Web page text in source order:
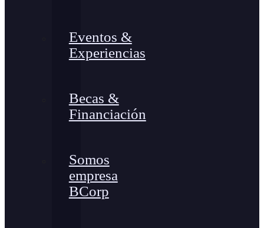
Eventos &
Experiencias
Becas &
Financiación
Somos
empresa
BCorp